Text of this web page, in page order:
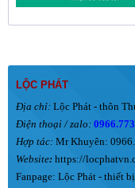
LỘC PHÁT
Địa chỉ: Lộc Phát - thôn
Điện thoại / zalo:
Hợp tác: Mr Khuyên:
Website: https://
Fanpage: Lộc Phát - thiết